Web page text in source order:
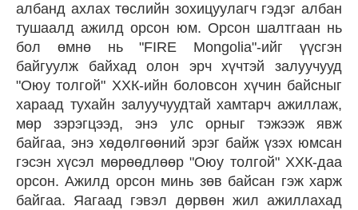
албанд ахлах төслийн зохицуулагч гэдэг албан
тушаалд ажилд орсон юм. Орсон шалтгаан нь
бол өмнө нь "FIRE Mongolia"-ийг үүсгэн
байгуулж байхад олон эрч хүчтэй залуучууд
"Оюу толгой" ХХК-ийн боловсон хүчин байсныг
хараад тухайн залуучуудтай хамтарч ажиллаж,
мөр зэрэгцээд, энэ улс орныг тэжээж явж
байгаа, энэ хөдөлгөөний эрэг байж үзэх юмсан
гэсэн хүсэл мөрөөдлөөр "Оюу толгой" ХХК-даа
орсон. Ажилд орсон минь зөв байсан гэж харж
байгаа. Яагаад гэвэл дөрвөн жил ажиллахад